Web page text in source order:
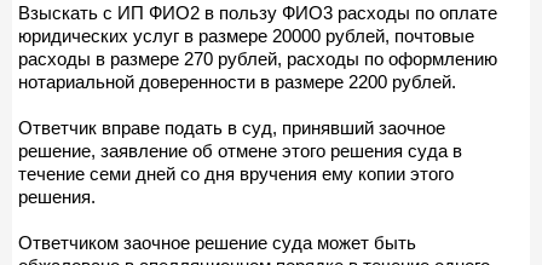
Взыскать с ИП ФИО2 в пользу ФИО3 расходы по оплате
юридических услуг в размере 20000 рублей, почтовые
расходы в размере 270 рублей, расходы по оформлению
нотариальной доверенности в размере 2200 рублей.
Ответчик вправе подать в суд, принявший заочное
решение, заявление об отмене этого решения суда в
течение семи дней со дня вручения ему копии этого
решения.
Ответчиком заочное решение суда может быть